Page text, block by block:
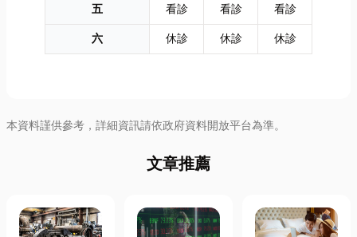
五
看診 看診
看診
六
休診 休診 休診
本資料謹供參考，詳細資訊請依政府資料開放平台為準。
文章推薦